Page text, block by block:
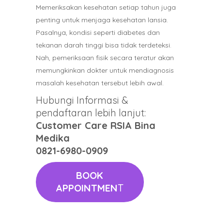
Memeriksakan kesehatan setiap tahun juga
penting untuk menjaga kesehatan lansia.
Pasalnya, kondisi seperti diabetes dan
tekanan darah tinggi bisa tidak terdeteksi.
Nah, pemeriksaan fisik secara teratur akan
memungkinkan dokter untuk mendiagnosis
masalah kesehatan tersebut lebih awal.
Hubungi Informasi &
pendaftaran lebih lanjut:
Customer Care RSIA Bina
Medika
0821-6980-0909
BOOK
APPOINTMENT